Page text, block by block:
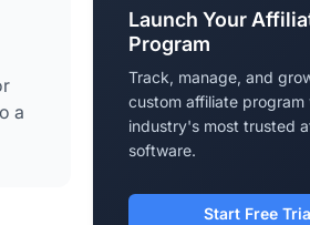
a
Launch Your
Program
Track, manage, and
custom affiliate program
industry's most trusted
software.
Start Free